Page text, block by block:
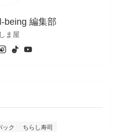
being 編集部
ま屋
ック
ちらし寿司